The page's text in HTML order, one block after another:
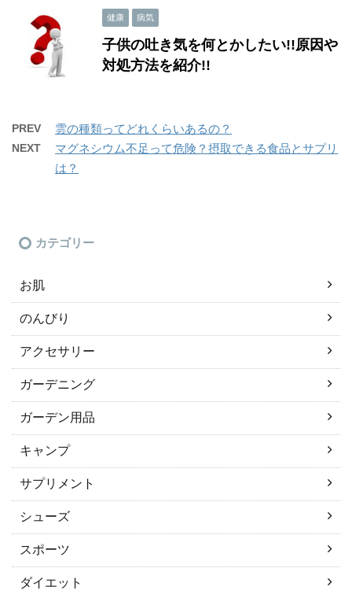
健康 病気
子供の吐き気を何とかしたい!!原因や
対処方法を紹介!!
PREV 雲の種類ってどれくらいあるの？
NEXT
マグネシウム不足って危険？摂取できる食品とサプリ
は？
カテゴリー
お肌
のんびり
アクセサリー
ガーデニング
ガーデン用品
キャンプ
サプリメント
シューズ
スポーツ
ダイエット